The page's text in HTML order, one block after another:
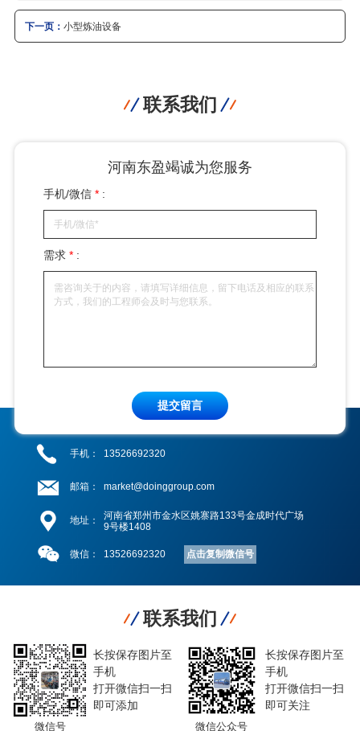
下一页： 小型炼油设备
联系我们
河南东盈竭诚为您服务
手机/微信* :
需求* :
提交留言
手机： 13526692320
邮箱： market@doinggroup.com
地址：
河南省郑州市金水区姚寨路133号金成时代广场
9号楼1408
微信： 13526692320 点击复制微信号
联系我们
微信号
长按保存图片至
手机
打开微信扫一扫
即可添加
微信公众号
长按保存图片至
手机
打开微信扫一扫
即可关注